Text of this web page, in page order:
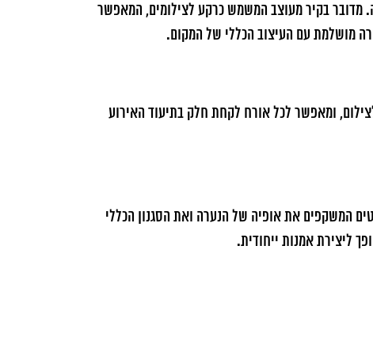
מדובר בקיר מעוצב המשמש כרקע לצילומים, המאפשר
מושלמת עם העיצוב הכללי של המקום.
ומאפשר לכל אורח לקחת חלק בתיעוד האירוע
המשקפים את אופיה של הנערה ואת הסגנון הכללי
ליצירת אמנות ייחודית.